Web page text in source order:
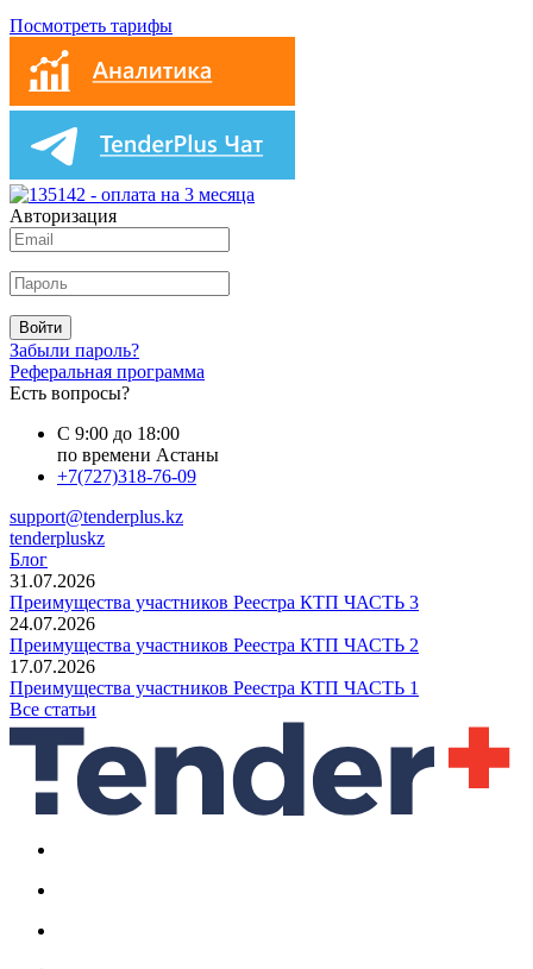
Посмотреть тарифы
Авторизация
Войти
Забыли пароль?
Реферальная программа
Есть вопросы?
С 9:00 до 18:00
по времени Астаны
+7(727)318-76-09
support@tenderplus.kz
tenderpluskz
Блог
31.07.2026
Преимущества участников Реестра КТП ЧАСТЬ 3
24.07.2026
Преимущества участников Реестра КТП ЧАСТЬ 2
17.07.2026
Преимущества участников Реестра КТП ЧАСТЬ 1
Все статьи